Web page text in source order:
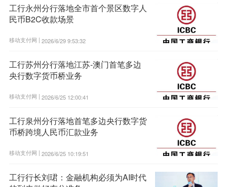
工行永州分行落地全市首个景区数字人
民币B2C收款场景
移动支付网 | 2026/6/29 9:53:32
工行苏州分行落地江苏-澳门首笔多边
央行数字货币桥业务
移动支付网 | 2026/6/25 12:00:41
工行泉州分行落地首笔多边央行数字货
币桥跨境人民币汇款业务
移动支付网 | 2026/6/25 10:19:51
工行行长刘珺：金融机构必须为AI时代